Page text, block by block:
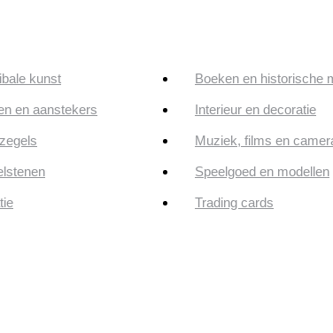
kunst Boeken en historische
en aanstekers Interieur en decoratie
Muziek, films en
Speelgoed en modellen
Trading cards